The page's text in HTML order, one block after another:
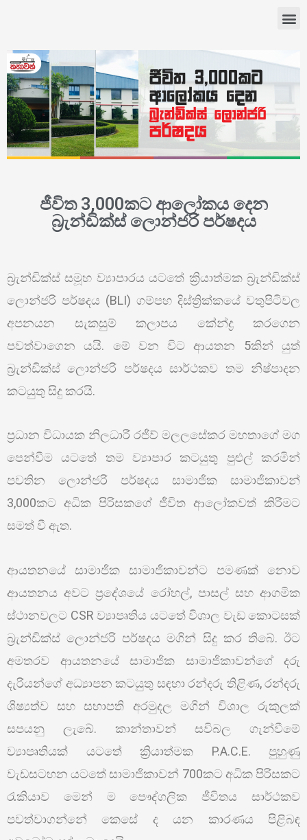
ජීවිත 3,000කට ආලෝකය දෙන
බ්‍රැන්ඩික්ස් ලොන්ජරි පර්ෂදය
බ්‍රැන්ඩික්ස් සමූහ ව්‍යාපාරය යටතේ ක්‍රියාත්මක බ්‍රැන්ඩික්ස්
ලොන්ජරි පර්ෂදය (BLI) ගම්පහ දිස්ත්‍රික්කයේ වතුපිටිවල
අපනයන සැකසුම් කලාපය කේන්ද්‍ර කරගෙන
පවත්වාගෙන යයි. මේ වන විට ආයතන 5කින් යුත්
බ්‍රැන්ඩික්ස් ලොන්ජරි පර්ෂදය සාර්ථකව තම නිෂ්පාදන
කටයුතු සිදු කරයි.
ප්‍රධාන විධායක නිලධාරී රජීව් මලලසේකර මහතාගේ මග
පෙන්වීම යටතේ තම ව්‍යාපාර කටයුතු පුළුල් කරමින්
පවතින ලොන්ජරි පර්ෂදය සාමාජික සාමාජිකාවන්
3,000කට අධික පිරිසකගේ ජීවිත ආලෝකවත් කිරීමට
සමත් වී ඇත.
ආයතනයේ සාමාජික සාමාජිකාවන්ට පමණක් නොව
ආයතනය අවට ප්‍රදේශයේ රෝහල්, පාසල් සහ ආගමික
ස්ථානවලට CSR ව්‍යාපෘතිය යටතේ විශාල වැඩ කොටසක්
බ්‍රැන්ඩික්ස් ලොන්ජරි පර්ෂදය මගින් සිදු කර තිබේ. ඊට
අමතරව ආයතනයේ සාමාජික සාමාජිකාවන්ගේ දරු
දැරියන්ගේ අධ්‍යාපන කටයුතු සඳහා රන්දරු තිළිණ, රන්දරු
ශිෂ්‍යත්ව සහ සභාපති අරමුදල මගින් විශාල රුකුලක්
සපයනු ලැබේ. කාන්තාවන් සවිබල ගැන්වීමේ
ව්‍යාපෘතියක් යටතේ ක්‍රියාත්මක P.A.C.E. පුහුණු
වැඩසටහන යටතේ සාමාජිකාවන් 700කට අධික පිරිසකට
රැකියාව මෙන් ම පෞද්ගලික ජීවිතය සාර්ථකව
පවත්වාගන්නේ කෙසේ ද යන කාරණය පිළිබඳ